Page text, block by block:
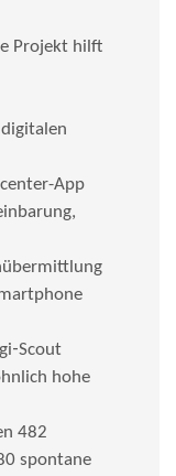
Projekt hilft
App
hohe
482
spontane